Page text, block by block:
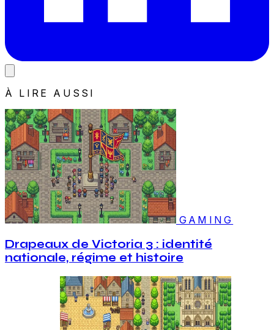
À LIRE AUSSI
GAMING
Drapeaux de Victoria 3 : identité
nationale, régime et histoire